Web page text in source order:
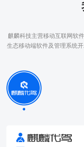
麒麟科技主营移动互联网软
生态移动端软件及管理系统